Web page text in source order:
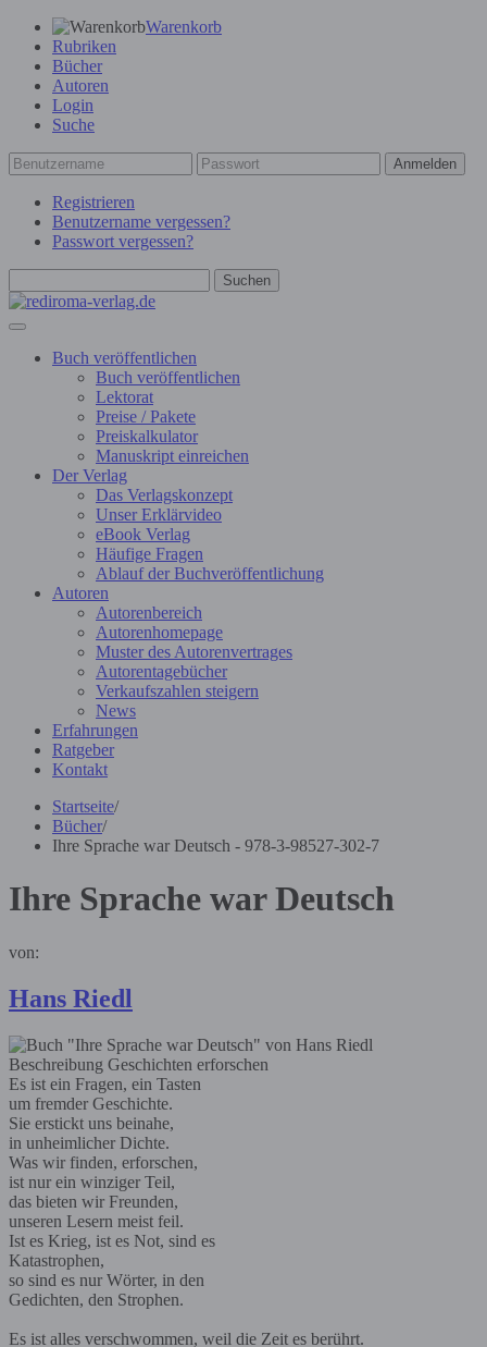
Warenkorb
Rubriken
Bücher
Autoren
Login
Suche
Anmelden
Registrieren
Benutzername vergessen?
Passwort vergessen?
Suchen
Buch veröffentlichen
Buch veröffentlichen
Lektorat
Preise / Pakete
Preiskalkulator
Manuskript einreichen
Der Verlag
Das Verlagskonzept
Unser Erklärvideo
eBook Verlag
Häufige Fragen
Ablauf der Buchveröffentlichung
Autoren
Autorenbereich
Autorenhomepage
Muster des Autorenvertrages
Autorentagebücher
Verkaufszahlen steigern
News
Erfahrungen
Ratgeber
Kontakt
Startseite/
Bücher/
Ihre Sprache war Deutsch - 978-3-98527-302-7
Ihre Sprache war Deutsch
von:
Hans Riedl
Beschreibung Geschichten erforschen
Es ist ein Fragen, ein Tasten
um fremder Geschichte.
Sie erstickt uns beinahe,
in unheimlicher Dichte.
Was wir finden, erforschen,
ist nur ein winziger Teil,
das bieten wir Freunden,
unseren Lesern meist feil.
Ist es Krieg, ist es Not, sind es
Katastrophen,
so sind es nur Wörter, in den
Gedichten, den Strophen.
Es ist alles verschwommen, weil die Zeit es berührt.